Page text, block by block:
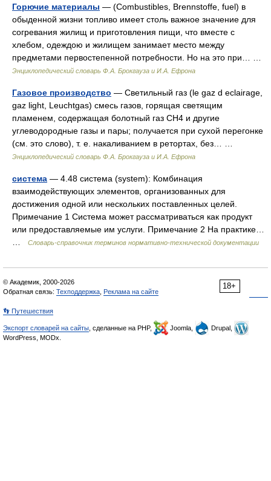
Горючие материалы — (Combustibles, Brennstoffe, fuel) в
обыденной жизни топливо имеет столь важное значение для
согревания жилищ и приготовления пищи, что вместе с
хлебом, одеждою и жилищем занимает место между
предметами первостепенной потребности. Но на это при… …
Энциклопедический словарь Ф.А. Брокгауза и И.А. Ефрона
Газовое производство — Светильный газ (le gaz d eclairage,
gaz light, Leuchtgas) смесь газов, горящая светящим
пламенем, содержащая болотный газ CH4 и другие
углеводородные газы и пары; получается при сухой перегонке
(см. это слово), т. е. накаливанием в ретортах, без… …
Энциклопедический словарь Ф.А. Брокгауза и И.А. Ефрона
система — 4.48 система (system): Комбинация
взаимодействующих элементов, организованных для
достижения одной или нескольких поставленных целей.
Примечание 1 Система может рассматриваться как продукт
или предоставляемые им услуги. Примечание 2 На практике…
Словарь-справочник терминов нормативно-технической документации
18+
© Академик, 2000-2026
Обратная связь: Техподдержка Реклама на сайте
👣 Путешествия
Экспорт словарей на сайты , сделанные на PHP, Joomla,
Drupal,
WordPress, MODx.